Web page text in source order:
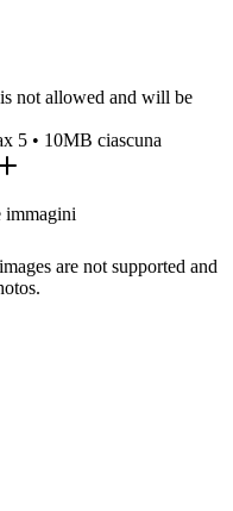
not allowed and will be
5 • 10MB ciascuna
immagini
are not supported and